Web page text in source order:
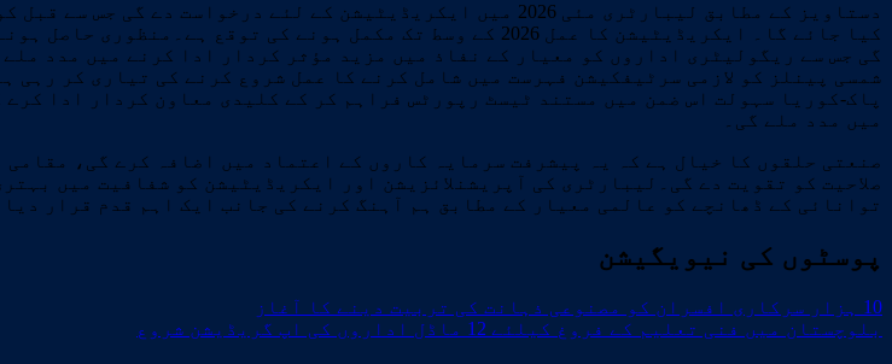
کیا جائے گا۔ ایکریڈیٹیشن کا عمل 2026 کے وسط تک مکمل ہونے کی
گی جس سے ریگولیٹری اداروں کو معیار کے نفاذ میں مزید مؤثر کردار ادا کرنے میں مدد
شمسی پینلز کو لازمی سرٹیفکیشن فہرست میں شامل کرنے کا عمل شروع کرنے کی تیاری کر
پاک-کوریا سہولت اس ضمن میں مستند ٹیسٹ رپورٹس فراہم کر کے کلیدی معاون کردار ادا
میں مدد ملے گی۔
صنعتی حلقوں کا خیال ہے کہ یہ پیشرفت سرمایہ کاروں کے اعتماد میں اضافہ کرے گی،
صلاحیت کو تقویت دے گی۔لیبارٹری کی آپریشنلائزیشن اور ایکریڈیٹیشن کو شفافیت میں
توانائی کے ڈھانچے کو عالمی معیار کے مطابق ہم آہنگ کرنے کی جانب ایک اہم قدم قرار دیا
پوسٹوں کی نیویگیشن
10 ہزار سرکاری افسران کو مصنوعی ذہانت کی تربیت دینے کا آغاز
بلوچستان میں فنی تعلیم کے فروغ کیلئے 12 ماڈل اداروں کی اپ گریڈیشن شروع